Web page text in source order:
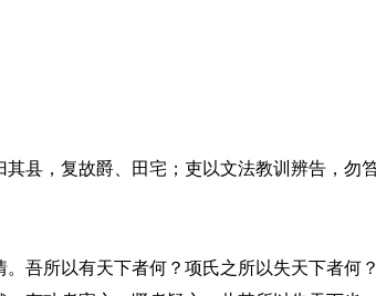
，复故爵、田宅；吏以文法教训辨告，勿
所以有天下者何？项氏之所以失天下者何